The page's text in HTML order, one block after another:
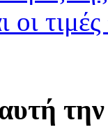
οι